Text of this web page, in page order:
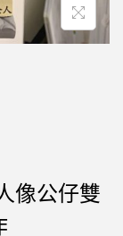
像公仔雙